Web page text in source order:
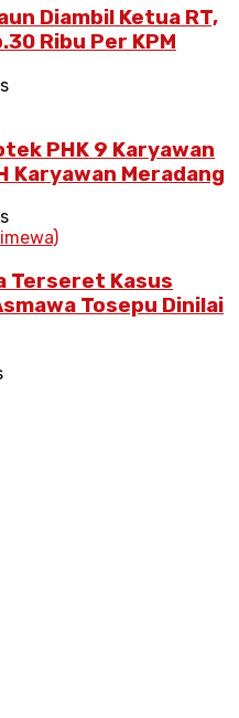
Diambil Ketua RT,
Ribu Per KPM
PHK 9 Karyawan
Karyawan Meradang
Terseret Kasus
Tosepu Dinilai